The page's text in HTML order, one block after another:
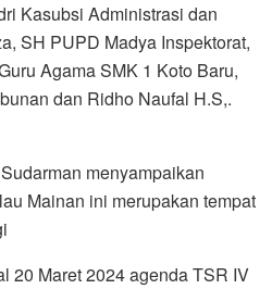
Kasubsi Administrasi dan
SH PUPD Madya Inspektorat,
Agama SMK 1 Koto Baru,
dan Ridho Naufal H.S,.
menyampaikan
Mainan ini merupakan tempat
20 Maret 2024 agenda TSR IV